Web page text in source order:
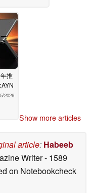
推
2026
Show more articles
article: Habeeb
Writer- 1589
on Notebookcheck